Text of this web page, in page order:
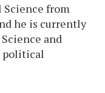
Science from
he is currently
and
political